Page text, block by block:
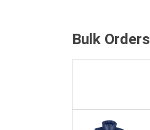
Bulk Orders